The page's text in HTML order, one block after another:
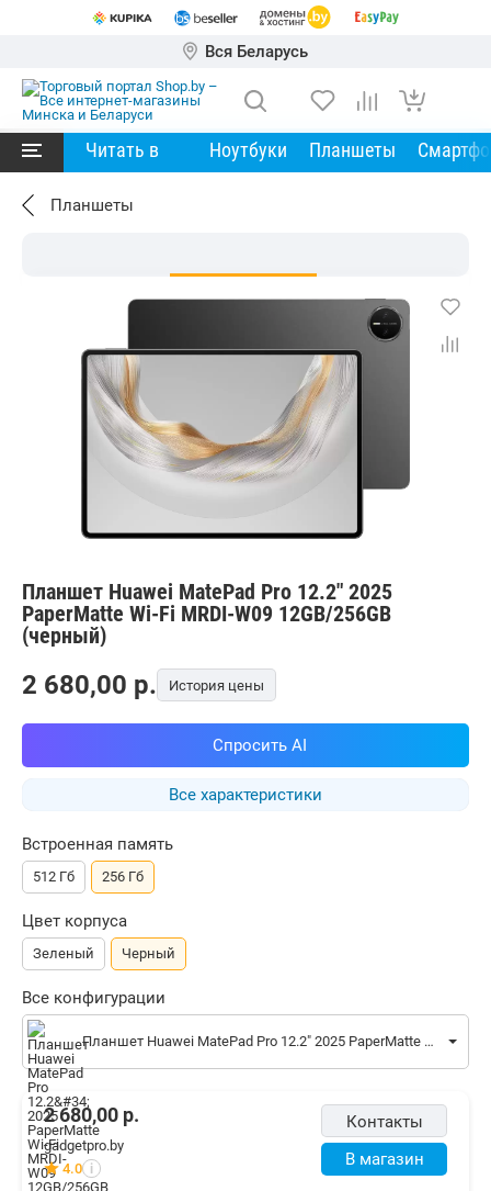
Вся Беларусь
Читать в Ноутбуки Планшеты
Планшеты
Планшет Huawei MatePad Pro 12.2" 2025
PaperMatte Wi-Fi MRDI-W09 12GB/256GB
(черный)
Все характеристики
Встроенная память
512 Гб 256 Гб
Цвет корпуса
Зеленый Черный
Все конфигурации
Планшет Huawei MatePad Pro 12.2" 2025 PaperMatte Wi-Fi MRDI-W09 12GB/256GB (черный)
2 680,00 p. История цены
Спросить AI
Контакты
В магазин
2 680,00 р.
gadgetpro.by
4.0 i